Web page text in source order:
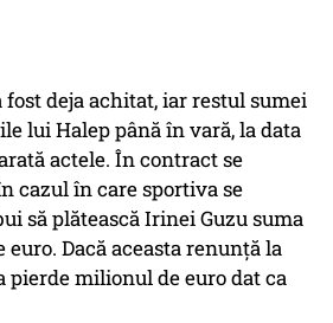
deja achitat, iar restul sumei
lui Halep până în vară, la data
actele. În contract se
cazul în care sportiva se
să plătească Irinei Guzu suma
euro. Dacă aceasta renunță la
milionul de euro dat ca